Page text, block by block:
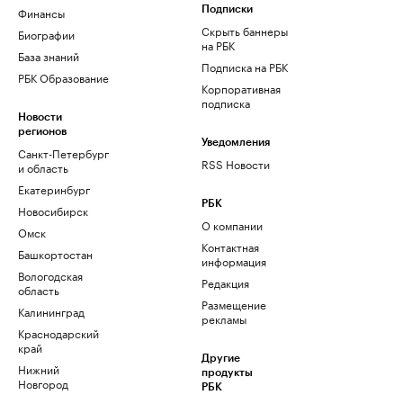
Финансы
Биографии
База знаний
РБК Образование
Новости
регионов
Санкт-Петербург
и область
Екатеринбург
Новосибирск
Омск
Башкортостан
Вологодская
область
Калининград
Краснодарский
край
Нижний
Новгород
Подписки
Скрыть баннеры
на РБК
Подписка на РБК
Корпоративная
подписка
Уведомления
RSS Новости
РБК
О компании
Контактная
информация
Редакция
Размещение
рекламы
Другие
продукты
РБК